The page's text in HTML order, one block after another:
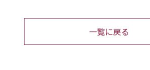
一覧に戻る